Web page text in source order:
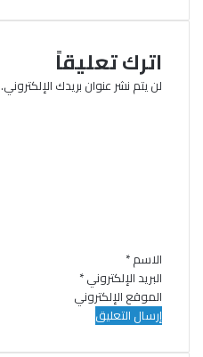
اترك تعليقاً
لن يتم نشر عنوان بريدك الإلكتروني.
الاسم*
البريد الإلكتروني*
الموقع الإلكتروني